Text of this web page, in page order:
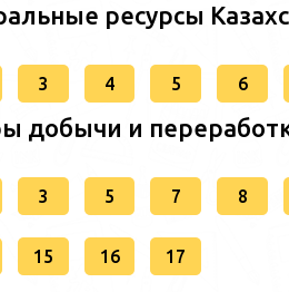
ресурсы
3 4 5 6
добычи и
3 5 7 8
15 16 17